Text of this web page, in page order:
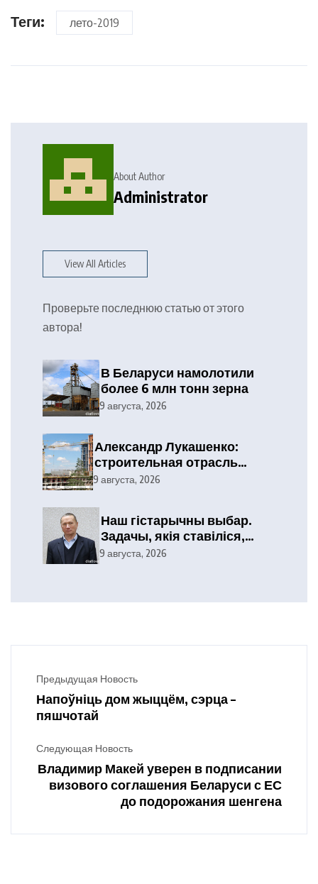
Теги: лето-2019
About Author
Administrator
View All Articles
Проверьте последнюю статью от этого
автора!
В Беларуси намолотили
более 6 млн тонн зерна
9 августа, 2026
Александр Лукашенко:
строительная отрасль
демонстрирует высокие
статус одного из драйверов
экономики
9 августа, 2026
Наш гістарычны выбар.
Задачы, якія ставіліся,
выкананы
9 августа, 2026
Предыдущая Новость
Напоўніць дом жыццём, сэрца –
пяшчотай
Следующая Новость
Владимир Макей уверен в подписании
визового соглашения Беларуси с ЕС
до подорожания шенгена